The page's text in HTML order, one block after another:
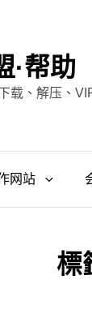
·帮助
载、解压、
网站
標